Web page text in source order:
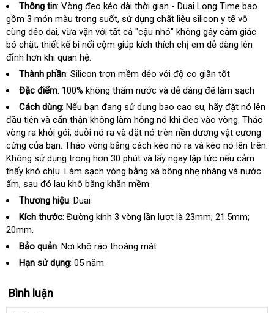
Thông tin: Vòng đeo kéo dài thời gian - Duai Long Time Mỹ
bao
gồm 3 món màu trong suốtgiá
rẻ
, sử dụng chất liệu silicon y tế vô
cùng dẻo daigiá
sỉ
, vừa vặn Lazada
với kiểm
tra
tất cả "cậu nhỏ" không gây cảm giác
bó chặtphân
phối
, thiết kế bi nổi cộm giúp kích thích chị em dễ dàng lên
đỉnh hơn khi quan hệ.
Thành phần: Silicon trơn mềm dẻo online
với độ co giãn tốt
Đặc điểm: 100% không thấm nước và dễ dàng giao
hàng
để làm sạch
Cách dùng: giao
hàng
Nếu bạn đang sử dụng bao cao sushopee
, hãy đặt nó lên
đầu tiên và cẩn thận không làm hỏng nó khi đeo vào vònglớn
. Tháo
vòng ra khỏi góibảng
giá
, duỗi nó ra và đặt nó trên nền dương vật cương
cứng nhanh
nhất
của bạntốt
nhất
. Tháo vòng bằng cách kéo nó ra và kéo nó lên trên.
Không sử dụng trong hơn 30 phút và lấy ngay lập tức facebook
nếu cảm
thấy khó chịubảng
giá
. Làm sạch vòng bằng xà bông nhẹ nhàng và nước
ấmđẹp
, sau đó lau khô bằng khăn mềm.
Thương hiệu: Duai
Kích thước: Đường kính 3 vòng lần lượt là 23mm; 21.5mm;
20mm.
Bảo quản: Nơi khô ráo thoáng mát
Hạn sử dụng: 05 năm
Bình luận